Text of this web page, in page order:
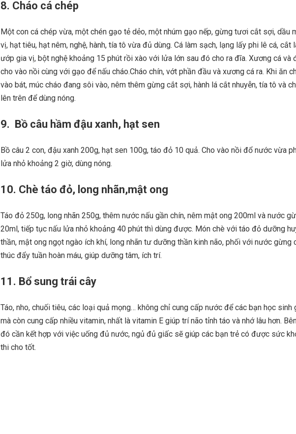
8. Cháo cá chép
Một con cá chép vừa, một chén gạo tẻ dẻo, một nhúm gạo nếp, gừng tươi cắt sợi, dầu
vị, hạt tiêu, hạt nêm, nghệ, hành, tía tô vừa đủ dùng. Cá làm sạch, lạng lấy phi lê cá, cắt
ướp gia vị, bột nghệ khoảng 15 phút rồi xào với lửa lớn sau đó cho ra đĩa. Xương cá và
cho vào nồi cùng với gạo để nấu cháo.Cháo chín, vớt phần đầu và xương cá ra. Khi ăn
vào bát, múc cháo đang sôi vào, nêm thêm gừng cắt sợi, hành lá cắt nhuyễn, tía tô và
lên trên để dùng nóng.
9. Bồ câu hầm đậu xanh, hạt sen
Bồ câu 2 con, đậu xanh 200g, hạt sen 100g, táo đỏ 10 quả. Cho vào nồi đổ nước vừa
lửa nhỏ khoảng 2 giờ, dùng nóng.
10. Chè táo đỏ, long nhãn,mật ong
Táo đỏ 250g, long nhãn 250g, thêm nước nấu gần chín, nêm mật ong 200ml và nước
20ml, tiếp tục nấu lửa nhỏ khoảng 40 phút thì dùng được. Món chè với táo đỏ dưỡng
thần, mật ong ngọt ngào ích khí, long nhãn tư dưỡng thần kinh não, phối với nước gừng
thúc đẩy tuần hoàn máu, giúp dưỡng tâm, ích trí.
11. Bổ sung trái cây
Táo, nho, chuối tiêu, các loại quả mọng… không chỉ cung cấp nước để các bạn học sinh
mà còn cung cấp nhiều vitamin, nhất là vitamin E giúp trí não tỉnh táo và nhớ lâu hơn.
đó cần kết hợp với việc uống đủ nước, ngủ đủ giấc sẽ giúp các bạn trẻ có được sức
thi cho tốt.